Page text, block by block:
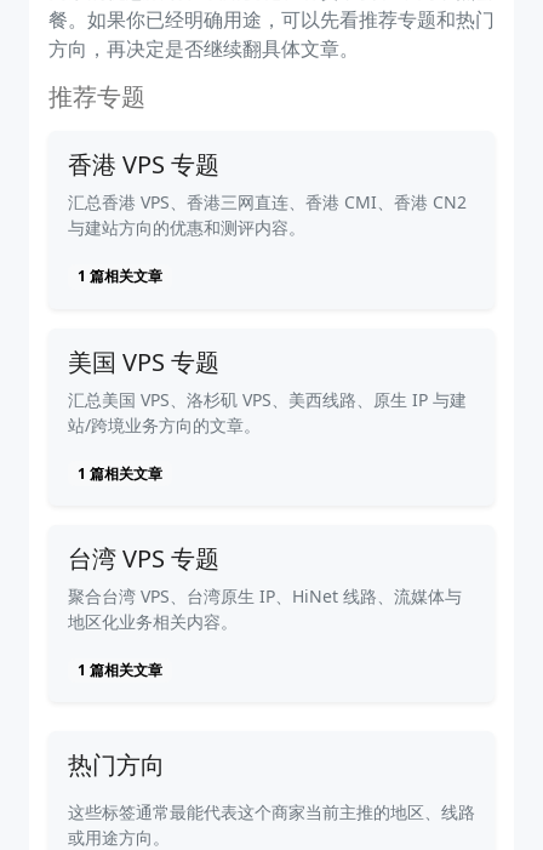
餐。如果你已经明确用途，可以先看推荐专题和热门
方向，再决定是否继续翻具体文章。
推荐专题
香港 VPS 专题
汇总香港 VPS、香港三网直连、香港 CMI、香港 CN2
与建站方向的优惠和测评内容。
1 篇相关文章
美国 VPS 专题
汇总美国 VPS、洛杉矶 VPS、美西线路、原生 IP 与建
站/跨境业务方向的文章。
1 篇相关文章
台湾 VPS 专题
聚合台湾 VPS、台湾原生 IP、HiNet 线路、流媒体与
地区化业务相关内容。
1 篇相关文章
热门方向
这些标签通常最能代表这个商家当前主推的地区、线路
或用途方向。